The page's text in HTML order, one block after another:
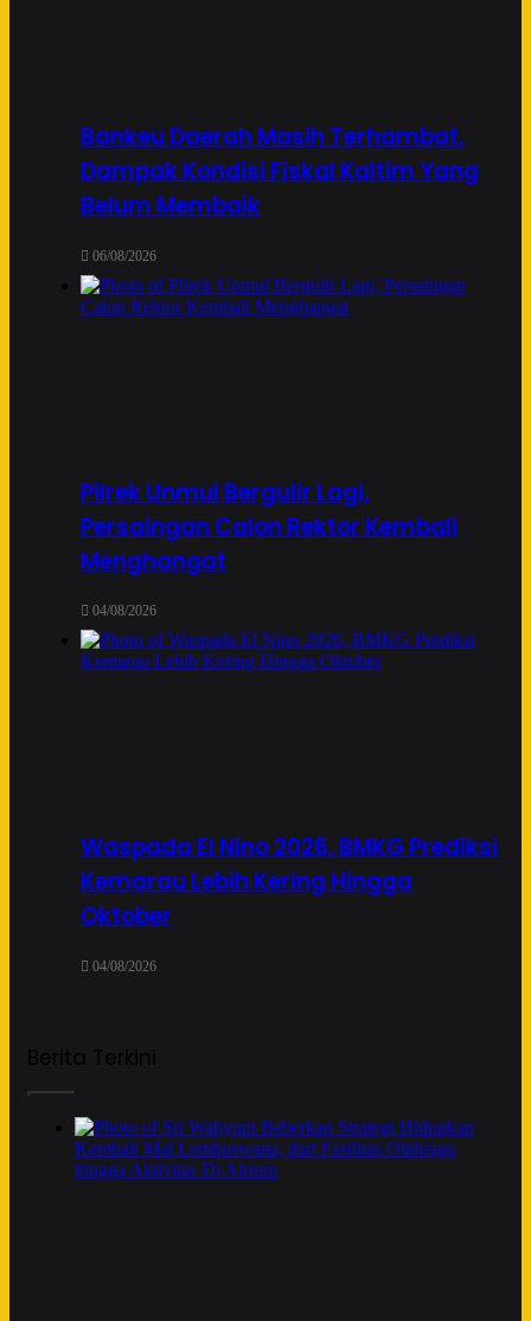
Bankeu Daerah Masih Terhambat,
Dampak Kondisi Fiskal Kaltim Yang
Belum Membaik
06/08/2026
Pilrek Unmul Bergulir Lagi,
Persaingan Calon Rektor Kembali
Menghangat
04/08/2026
Waspada El Nino 2026, BMKG Prediksi
Kemarau Lebih Kering Hingga
Oktober
04/08/2026
Berita Terkini